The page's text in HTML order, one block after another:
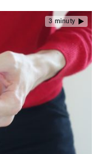
3 minuty